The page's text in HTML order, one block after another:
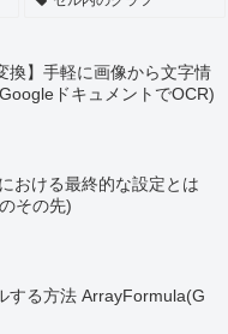
換】手軽に画像から文字情
ドキュメントでOCR)
おける最終的な設定とは
その先)
する方法 ArrayFormula(G